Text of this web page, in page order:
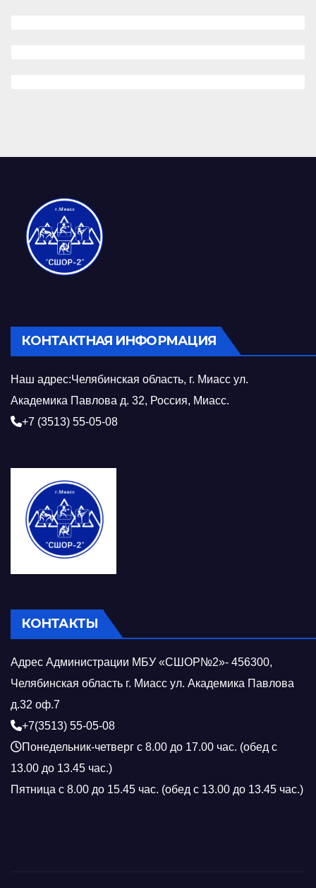
КОНТАКТНАЯ ИНФОРМАЦИЯ
Наш адрес:Челябинская область, г. Миасс ул.
Академика Павлова д. 32, Россия, Миасс.
+7 (3513) 55-05-08
КОНТАКТЫ
Адрес Администрации МБУ «СШОР№2»- 456300,
Челябинская область г. Миасс ул. Академика Павлова
д.32 оф.7
+7(3513) 55-05-08
Понедельник-четверг с 8.00 до 17.00 час. (обед с
13.00 до 13.45 час.)
Пятница с 8.00 до 15.45 час. (обед с 13.00 до 13.45 час.)